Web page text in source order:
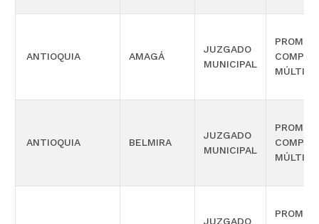
ANTIOQUIA AMAGÁ
JUZGADO
MUNICIPAL
ANTIOQUIA BELMIRA
JUZGADO
MUNICIPAL
JUZGADO